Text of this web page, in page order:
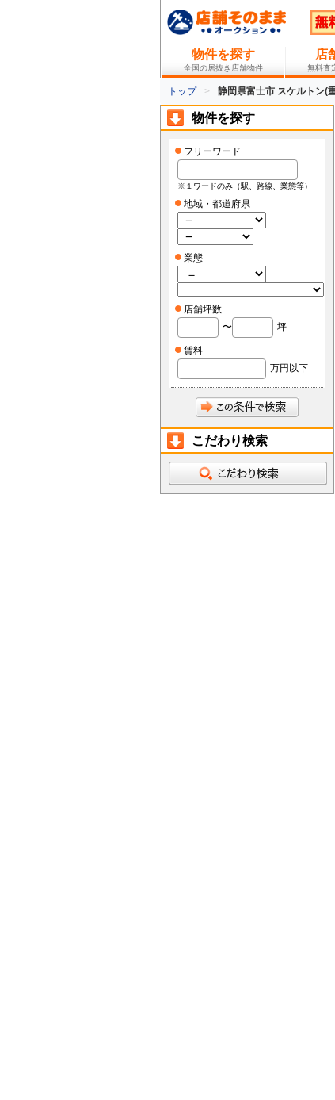
物件を探す
全国の居抜き店舗物件
店
無料査
トップ 静岡県富士市 スケルトン(
物件を探す
フリーワード
※１ワードのみ（駅、路線、業態等）
地域・都道府県
業態
店舗坪数
〜
坪
賃料
万円以下
こだわり検索